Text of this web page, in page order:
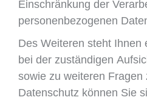
Einschränkung der
personenbezogenen
Des Weiteren steht Ihnen
bei der zuständigen
sowie zu weiteren Fragen
Datenschutz können Sie